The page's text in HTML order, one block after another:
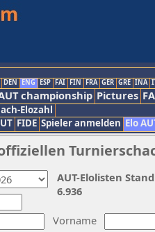
DEN ENG ESP FAI FIN FRA GER GRE INA
championship Pictures
Elozahl
FIDE Spieler anmelden Elo
Vorname
AUT-Elolisten
6.936